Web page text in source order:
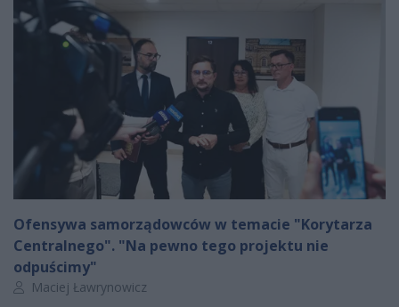
Ofensywa samorządowców w temacie "Korytarza
Centralnego". "Na pewno tego projektu nie
odpuścimy"
Autor artykułu:
Maciej Ławrynowicz